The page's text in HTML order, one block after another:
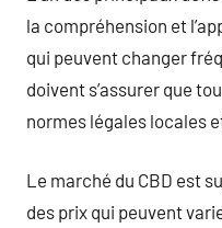
la compréhension et
qui peuvent changer
doivent s’assurer que
normes légales locales
Le marché du CBD est
des prix qui peuvent